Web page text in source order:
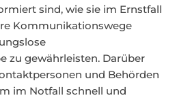
sind, wie sie im Ernstfall
Kommunikationswege
zu gewährleisten. Darüber
und Behörden
im Notfall schnell und